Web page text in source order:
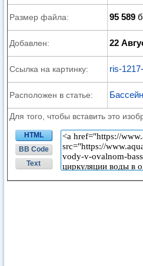
Размер файла: 95 589
Добавлен: 22
Ссылка на картинку: ris-
Расположен в статье:
Для того, чтобы вставить это
HTML
BB Code
Text